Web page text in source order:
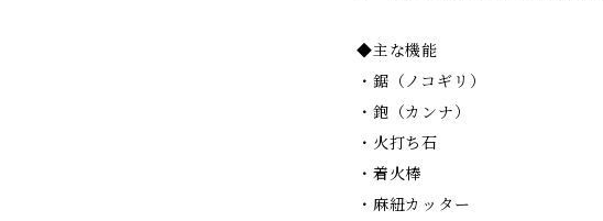
◆主な機能
・鋸（ノコギリ）
・鉋（カンナ）
・火打ち石
・着火棒
・麻紐カッター